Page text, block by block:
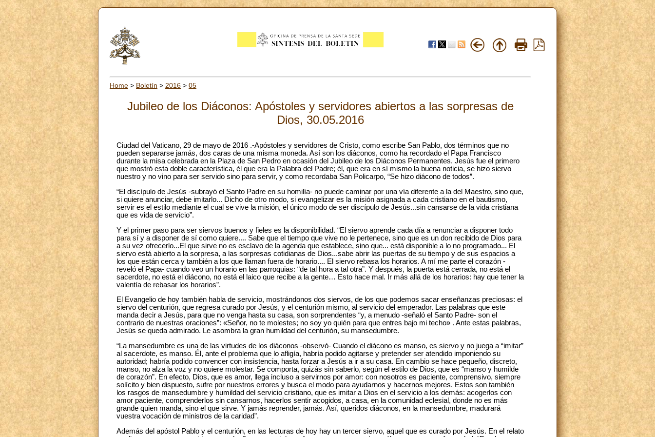
Home > Boletín > 2016 > 05
Jubileo de los Diáconos: Apóstoles y servidores abiertos a las sorpresas de
Dios, 30.05.2016
Ciudad del Vaticano, 29 de mayo de 2016 .-Apóstoles y servidores de Cristo, como escribe San Pablo, dos términos que no
pueden separarse jamás, dos caras de una misma moneda. Así son los diáconos, como ha recordado el Papa Francisco
durante la misa celebrada en la Plaza de San Pedro en ocasión del Jubileo de los Diáconos Permanentes. Jesús fue el primero
que mostró esta doble característica, él que era la Palabra del Padre; él, que era en sí mismo la buena noticia, se hizo siervo
nuestro y no vino para ser servido sino para servir, y como recordaba San Policarpo, “Se hizo diácono de todos”.
“El discípulo de Jesús -subrayó el Santo Padre en su homilía- no puede caminar por una vía diferente a la del Maestro, sino que,
si quiere anunciar, debe imitarlo... Dicho de otro modo, si evangelizar es la misión asignada a cada cristiano en el bautismo,
servir es el estilo mediante el cual se vive la misión, el único modo de ser discípulo de Jesús...sin cansarse de la vida cristiana
que es vida de servicio”.
Y el primer paso para ser siervos buenos y fieles es la disponibilidad. “El siervo aprende cada día a renunciar a disponer todo
para sí y a disponer de sí como quiere.... Sabe que el tiempo que vive no le pertenece, sino que es un don recibido de Dios para
a su vez ofrecerlo...El que sirve no es esclavo de la agenda que establece, sino que... está disponible a lo no programado... El
siervo está abierto a la sorpresa, a las sorpresas cotidianas de Dios...sabe abrir las puertas de su tiempo y de sus espacios a
los que están cerca y también a los que llaman fuera de horario.... El siervo rebasa los horarios. A mí me parte el corazón -
reveló el Papa- cuando veo un horario en las parroquias: “de tal hora a tal otra”. Y después, la puerta está cerrada, no está el
sacerdote, no está el diácono, no está el laico que recibe a la gente… Esto hace mal. Ir más allá de los horarios: hay que tener la
valentía de rebasar los horarios”.
El Evangelio de hoy también habla de servicio, mostrándonos dos siervos, de los que podemos sacar enseñanzas preciosas: el
siervo del centurión, que regresa curado por Jesús, y el centurión mismo, al servicio del emperador. Las palabras que este
manda decir a Jesús, para que no venga hasta su casa, son sorprendentes “y, a menudo -señaló el Santo Padre- son el
contrario de nuestras oraciones”: «Señor, no te molestes; no soy yo quién para que entres bajo mi techo» . Ante estas palabras,
Jesús se queda admirado. Le asombra la gran humildad del centurión, su mansedumbre.
“La mansedumbre es una de las virtudes de los diáconos -observó- Cuando el diácono es manso, es siervo y no juega a “imitar”
al sacerdote, es manso. Él, ante el problema que lo afligía, habría podido agitarse y pretender ser atendido imponiendo su
autoridad; habría podido convencer con insistencia, hasta forzar a Jesús a ir a su casa. En cambio se hace pequeño, discreto,
manso, no alza la voz y no quiere molestar. Se comporta, quizás sin saberlo, según el estilo de Dios, que es “manso y humilde
de corazón”. En efecto, Dios, que es amor, llega incluso a servirnos por amor: con nosotros es paciente, comprensivo, siempre
solícito y bien dispuesto, sufre por nuestros errores y busca el modo para ayudarnos y hacernos mejores. Estos son también
los rasgos de mansedumbre y humildad del servicio cristiano, que es imitar a Dios en el servicio a los demás: acogerlos con
amor paciente, comprenderlos sin cansarnos, hacerlos sentir acogidos, a casa, en la comunidad eclesial, donde no es más
grande quien manda, sino el que sirve. Y jamás reprender, jamás. Así, queridos diáconos, en la mansedumbre, madurará
vuestra vocación de ministros de la caridad”.
Además del apóstol Pablo y el centurión, en las lecturas de hoy hay un tercer siervo, aquel que es curado por Jesús. En el relato